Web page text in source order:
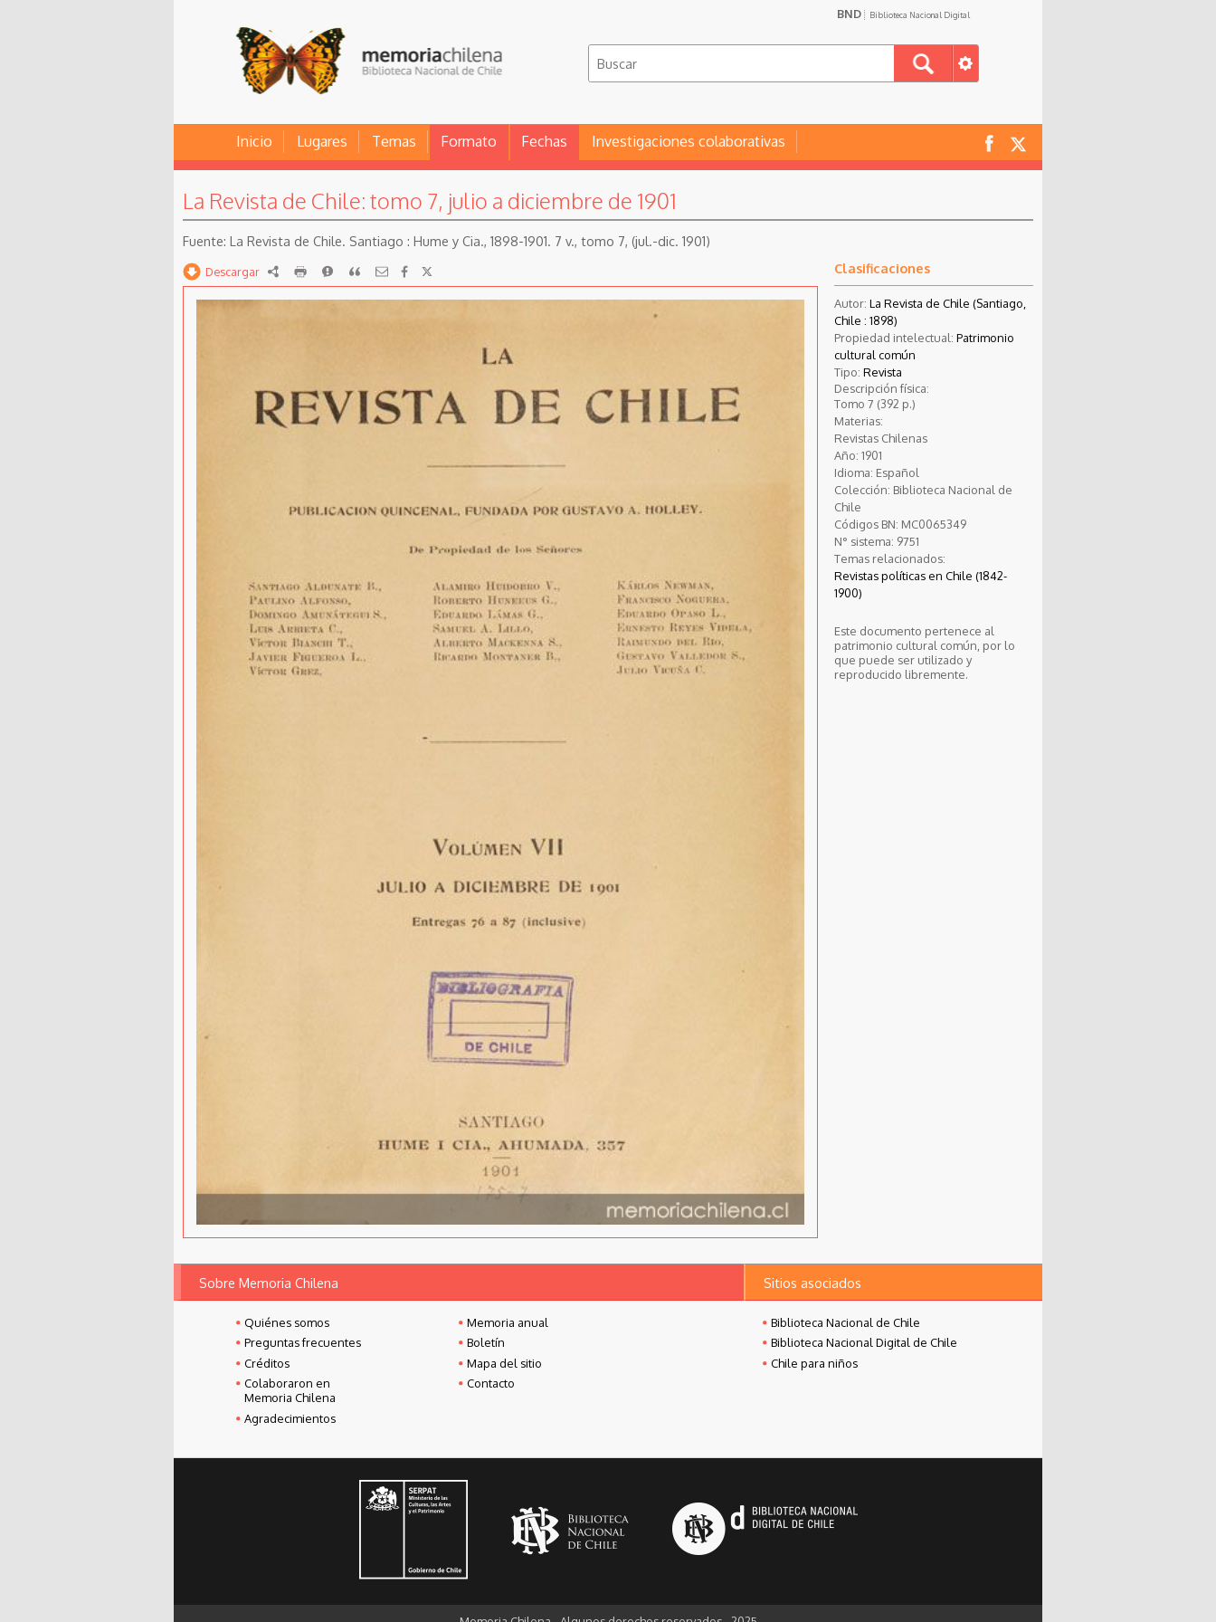
BND Biblioteca Nacional Digital
Inicio Lugares Temas Formato Fechas Investigaciones colaborativas
La Revista de Chile: tomo 7, julio a diciembre de 1901
La Revista de Chile. Santiago : Hume y Cia., 1898-1901. 7 v., tomo 7, (jul.-dic. 1901)
Descargar RDF imprimirReportarCitar Clasificaciones
Autor: La Revista de Chile (Santiago,
Chile : 1898)
Propiedad intelectual: Patrimonio
cultural común
Tipo: Revista
Descripción física:
Tomo 7 (392 p.)
Materias:
Revistas Chilenas
Año: 1901
Idioma: Español
Colección: Biblioteca Nacional de
Chile
Códigos BN: MC0065349
N° sistema: 9751
Temas relacionados:
Revistas políticas en Chile (1842-
1900)
Este documento pertenece al
patrimonio cultural común, por lo
que puede ser utilizado y
reproducido libremente.
Sobre Memoria Chilena
Quiénes somos
Preguntas frecuentes
Créditos
Colaboraron en
Memoria Chilena
Agradecimientos
Memoria anual
Boletín
Mapa del sitio
Contacto
Sitios asociados
Biblioteca Nacional de Chile
Biblioteca Nacional Digital de Chile
Chile para niños